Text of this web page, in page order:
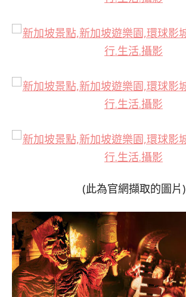
(此為官網擷取的圖片)